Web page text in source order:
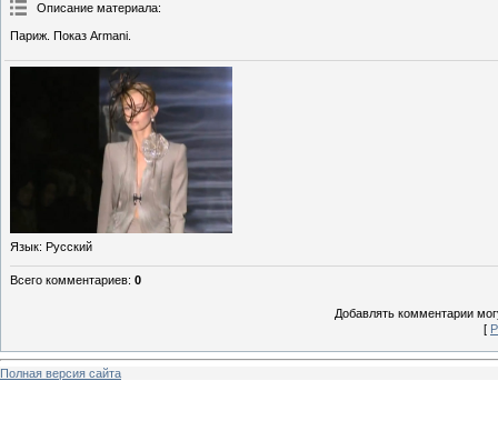
Описание материала:
Париж. Показ Armani.
Язык: Русский
Всего комментариев: 0
Добавлять комментарии
[
Полная версия сайта